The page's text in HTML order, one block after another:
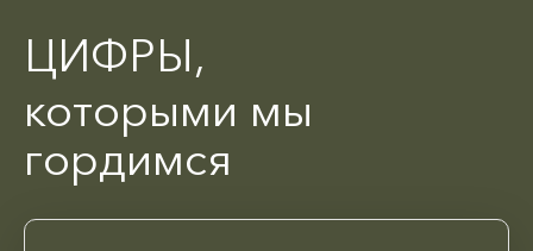
ЦИФРЫ,
которыми мы
гордимся